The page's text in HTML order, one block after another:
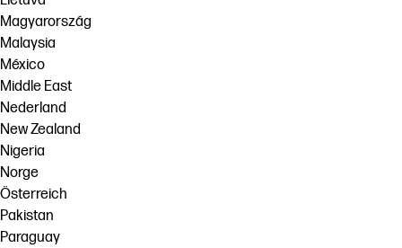
Magyarország
Malaysia
México
Middle East
Nederland
New Zealand
Nigeria
Norge
Österreich
Pakistan
Paraguay